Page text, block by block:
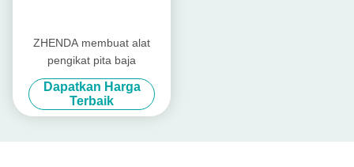
ZHENDA membuat alat
pengikat pita baja
Dapatkan Harga
Terbaik